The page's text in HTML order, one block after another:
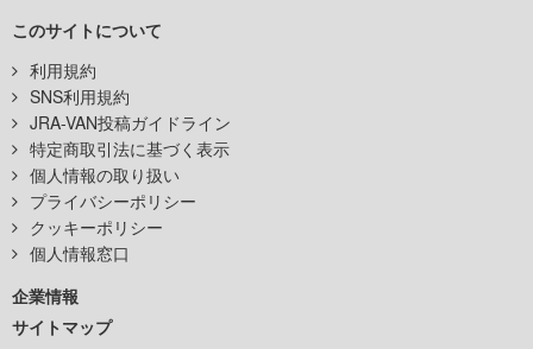
このサイトについて
利用規約
SNS利用規約
JRA-VAN投稿ガイドライン
特定商取引法に基づく表示
個人情報の取り扱い
プライバシーポリシー
クッキーポリシー
個人情報窓口
企業情報
サイトマップ